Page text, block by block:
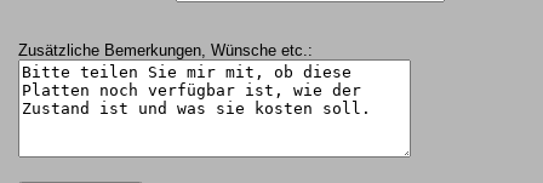
Zusätzliche Bemerkungen, Wünsche etc.: